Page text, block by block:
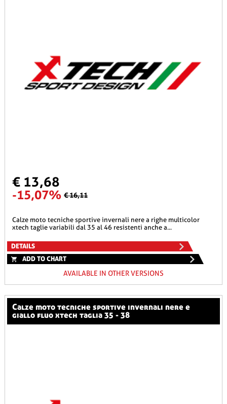
€ 13,68
-15,07% € 16,11
calze moto tecniche sportive invernali nere a righe multicolor
xtech taglie variabili dal 35 al 46 resistenti anche a...
DETAILS
ADD TO CHART
AVAILABLE IN OTHER VERSIONS
calze moto tecniche sportive invernali nere e
giallo fluo xtech taglia 35 - 38